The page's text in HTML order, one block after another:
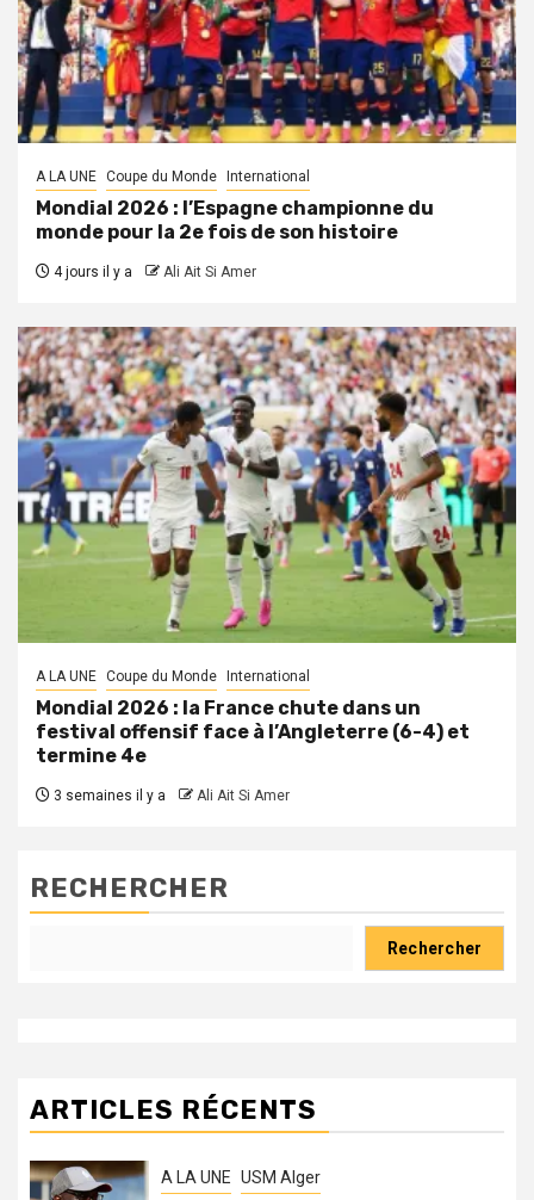
A LA UNE Coupe du Monde International
Mondial 2026 : l’Espagne championne du
monde pour la 2e fois de son histoire
4 jours il y a Ali Ait Si Amer
A LA UNE Coupe du Monde International
Mondial 2026 : la France chute dans un
festival offensif face à l’Angleterre (6-4) et
termine 4e
3 semaines il y a Ali Ait Si Amer
RECHERCHER
Rechercher
ARTICLES RÉCENTS
A LA UNE USM Alger